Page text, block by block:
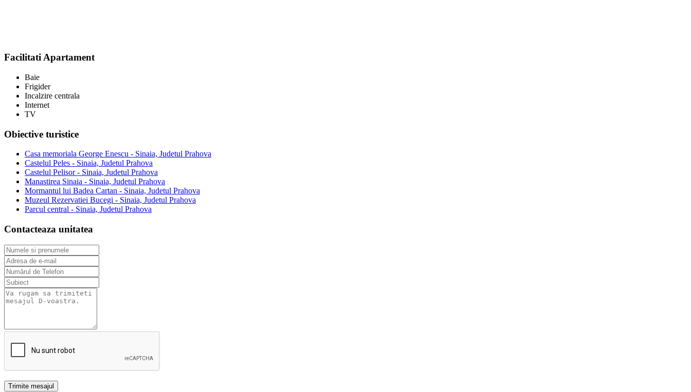
Facilitati Apartament
Baie
Frigider
Incalzire centrala
Internet
TV
Obiective turistice
Casa memoriala George Enescu - Sinaia, Judetul Prahova
Castelul Peles - Sinaia, Judetul Prahova
Castelul Pelisor - Sinaia, Judetul Prahova
Manastirea Sinaia - Sinaia, Judetul Prahova
Mormantul lui Badea Cartan - Sinaia, Judetul Prahova
Muzeul Rezervatiei Bucegi - Sinaia, Judetul Prahova
Parcul central - Sinaia, Judetul Prahova
Contacteaza unitatea
Trimite mesajul